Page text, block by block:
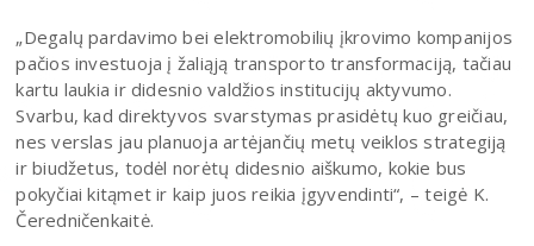
„Degalų pardavimo bei elektromobilių įkrovimo kompanijos
pačios investuoja į žaliąją transporto transformaciją, tačiau
kartu laukia ir didesnio valdžios institucijų aktyvumo.
Svarbu, kad direktyvos svarstymas prasidėtų kuo greičiau,
nes verslas jau planuoja artėjančių metų veiklos strategiją
ir biudžetus, todėl norėtų didesnio aiškumo, kokie bus
pokyčiai kitąmet ir kaip juos reikia įgyvendinti“, – teigė K.
Čeredničenkaitė.